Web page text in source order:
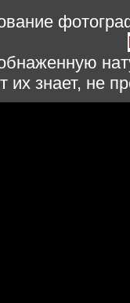
их знает, не